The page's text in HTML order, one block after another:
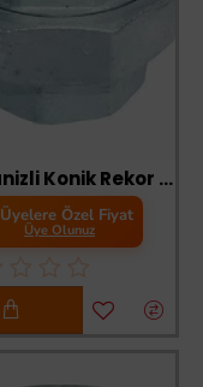
Galvanizli Konik Rekor 3/4
Üyelere Özel Fiyat
Üye Olunuz